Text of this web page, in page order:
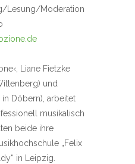
Lesung/Moderation
Liane Fietzke
und
Döbern), arbeitet
musikalisch
beide ihre
„Felix
in Leipzig.